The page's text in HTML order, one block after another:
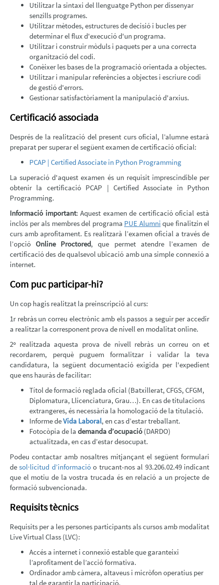
Utilitzar la sintaxi del llenguatge Python per dissenyar
senzills programes.
Utilitzar mètodes, estructures de decisió i bucles per
determinar el flux d'execució d'un programa.
Utilitzar i construir mòduls i paquets per a una correcta
organització del codi.
Conèixer les bases de la programació orientada a objectes.
Utilitzar i manipular referències a objectes i escriure codi
de gestió d'errors.
Gestionar satisfactòriament la manipulació d'arxius.
Certificació associada
Després de la realització del present curs oficial, l’alumne estarà
preparat per superar el següent examen de certificació oficial:
PCAP | Certified Associate in Python Programming
La superació d'aquest examen és un requisit imprescindible per
obtenir la certificació PCAP | Certified Associate in Python
Programming.
Informació important: Aquest examen de certificació oficial està
inclòs per als membres del programa PUE Alumni que finalitzin el
curs amb aprofitament. Es realitzarà l’examen oficial a través de
l’opcióOnline Proctored, que permet atendre l’examen de
certificació des de qualsevol ubicació amb una simple connexió a
internet.
Com puc participar-hi?
Un cop hagis realitzat la preinscripció al curs:
1r rebràs un correu electrònic amb els passos a seguir per accedir
a realitzar la corresponent prova de nivell en modalitat online.
2º realitzada aquesta prova de nivell rebràs un correu on et
recordarem, perquè puguem formalitzar i validar la teva
candidatura, la següent documentació exigida per l'expedient
que ens hauràs de facilitar:
Títol de formació reglada oficial (Batxillerat, CFGS, CFGM,
Diplomatura, Llicenciatura, Grau…). En cas de titulacions
extrangeres, és necessària la homologació de la titulació.
Informe deVida Laboral, en cas d’estar treballant.
Fotocòpia de la demanda d’ocupació (DARDO)
actualitzada, en cas d’estar desocupat.
Podeu contactar amb nosaltres mitjançant el següent formulari
desol·licitud d’informacióo trucant-nos al 93.206.02.49 indicant
que el motiu de la vostra trucada és en relació a un projecte de
formació subvencionada.
Requisits tècnics
Requisits per a les persones participants als cursos amb modalitat
Live Virtual Class (LVC):
Accés a internet i connexió estable que garanteixi
l’aprofitament de l’acció formativa.
Ordinador amb càmera, altaveus i micròfon operatius per
tal de garantir la participació.